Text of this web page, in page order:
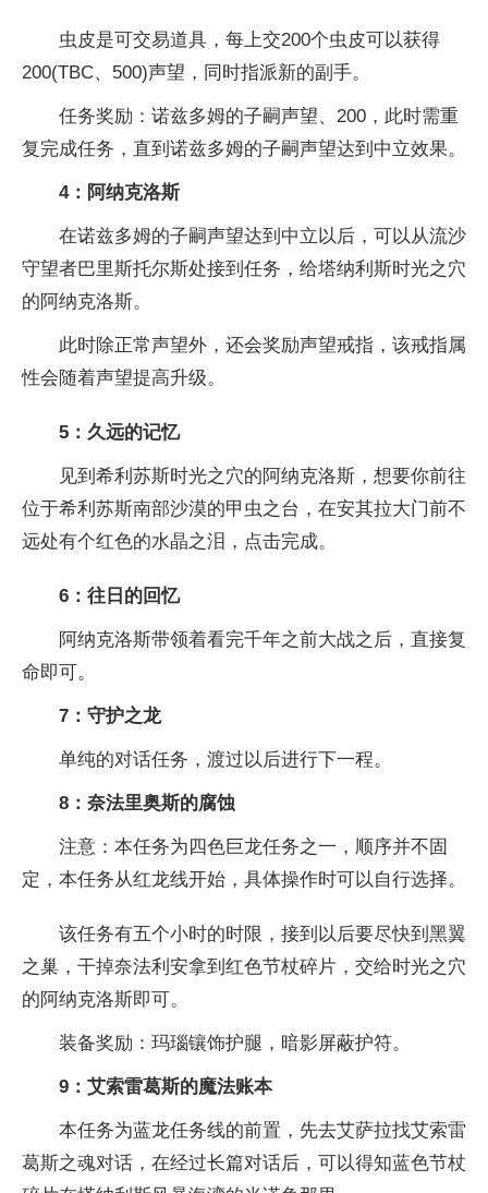
虫皮是可交易道具，每上交200个虫皮可以获得
200(TBC、500)声望，同时指派新的副手。
任务奖励：诺兹多姆的子嗣声望、200，此时需重
复完成任务，直到诺兹多姆的子嗣声望达到中立效果。
4：阿纳克洛斯
在诺兹多姆的子嗣声望达到中立以后，可以从流沙
守望者巴里斯托尔斯处接到任务，给塔纳利斯时光之穴
的阿纳克洛斯。
此时除正常声望外，还会奖励声望戒指，该戒指属
性会随着声望提高升级。
5：久远的记忆
见到希利苏斯时光之穴的阿纳克洛斯，想要你前往
位于希利苏斯南部沙漠的甲虫之台，在安其拉大门前不
远处有个红色的水晶之泪，点击完成。
6：往日的回忆
阿纳克洛斯带领着看完千年之前大战之后，直接复
命即可。
7：守护之龙
单纯的对话任务，渡过以后进行下一程。
8：奈法里奥斯的腐蚀
注意：本任务为四色巨龙任务之一，顺序并不固
定，本任务从红龙线开始，具体操作时可以自行选择。
该任务有五个小时的时限，接到以后要尽快到黑翼
之巢，干掉奈法利安拿到红色节杖碎片，交给时光之穴
的阿纳克洛斯即可。
装备奖励：玛瑙镶饰护腿，暗影屏蔽护符。
9：艾索雷葛斯的魔法账本
本任务为蓝龙任务线的前置，先去艾萨拉找艾索雷
葛斯之魂对话，在经过长篇对话后，可以得知蓝色节杖